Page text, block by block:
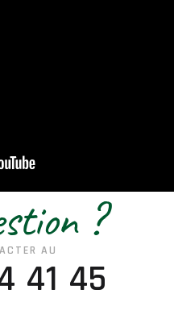
?
AU
41 45